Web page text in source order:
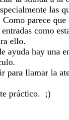
las
parece que
como
ello.
ayuda hay una
para llamar la
práctico. ;)